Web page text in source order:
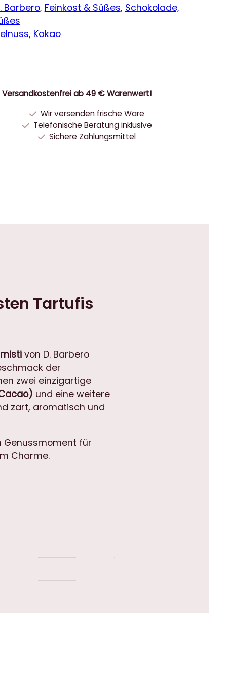
Barbero, Feinkost & Süßes, Schokolade,
, Kakao
Versandkostenfrei ab 49 € Warenwert!
Wir versenden frische Ware
Telefonische Beratung inklusive
Sichere Zahlungsmittel
Tartufis
von D. Barbero
der
zwei einzigartige
und eine weitere
zart, aromatisch und
Genussmoment für
Charme.